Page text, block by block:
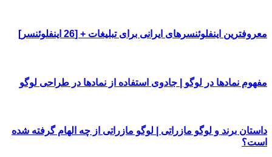
معروفترین اینفلوئنسرهای ایرانی برای تبلیغات + [26 اینفلوئنسر]
مفهوم نمادها در لوگو | جادوی استفاده از نمادها در طراحی لوگو
داستان برند و لوگو مازراتی | لوگو مازراتی از چه الهام گرفته شده
است؟